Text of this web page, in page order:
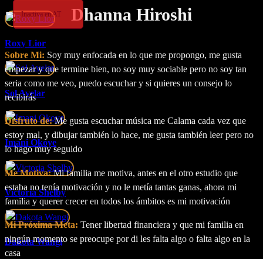
Roxy Lior
Sol Avelar
Imani Okoye
Victoria Shelby
Dakota Wangi
Inactiva en AT Dhanna Hiroshi
Sobre Mi: Soy muy enfocada en lo que me propongo, me gusta
empezar y que termine bien, no soy muy sociable pero no soy tan
seria como me veo, puedo escuchar y si quieres un consejo lo
recibirás
Disfruto de:Me gusta escuchar música me Calama cada vez que
estoy mal, y dibujar también lo hace, me gusta también leer pero no
lo hago muy seguido
Me Motiva:Mi familia me motiva, antes en el otro estudio que
estaba no tenía motivación y no le metía tantas ganas, ahora mi
familia y querer crecer en todos los ámbitos es mi motivación
Mi Próxima Meta: Tener libertad financiera y que mi familia en
ningún momento se preocupe por di les falta algo o falta algo en la
casa